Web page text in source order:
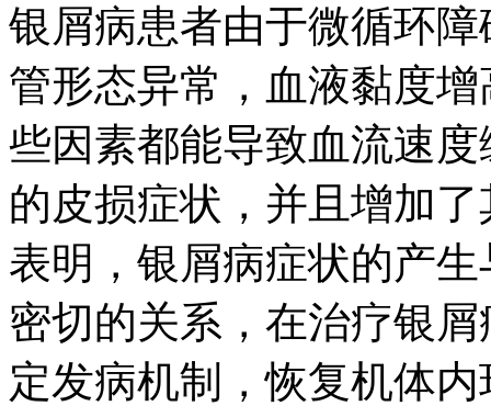
银屑病患者由于微循环
管形态异常，血液黏度
些因素都能导致血流速
的皮损症状，并且增加
表明，银屑病症状的产
密切的关系，在治疗银
定发病机制，恢复机体